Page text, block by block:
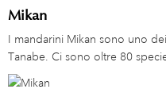
Mikan
I mandarini Mikan sono uno
Tanabe. Ci sono oltre 80